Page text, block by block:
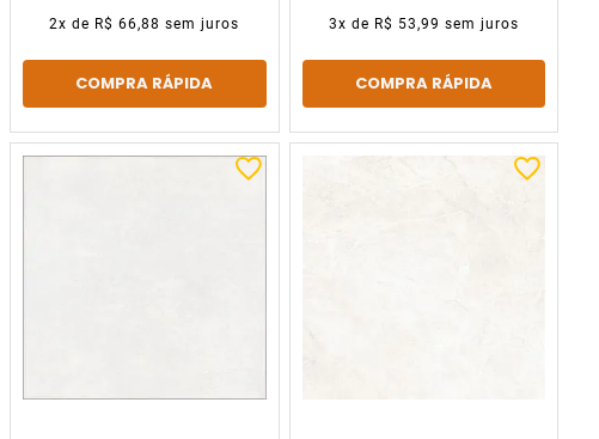
2x de R$ 66,88 sem juros
COMPRA RÁPIDA
3x de R$ 53,99 sem juros
COMPRA RÁPIDA